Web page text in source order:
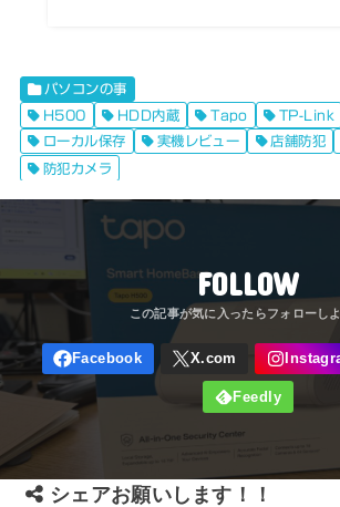
パソコンの事
H500
HDD内蔵 Tapo TP-Link
ローカル保存
実機レビュー 店舗防犯
防犯カメラ
FOLLOW
シェアお願いします！！